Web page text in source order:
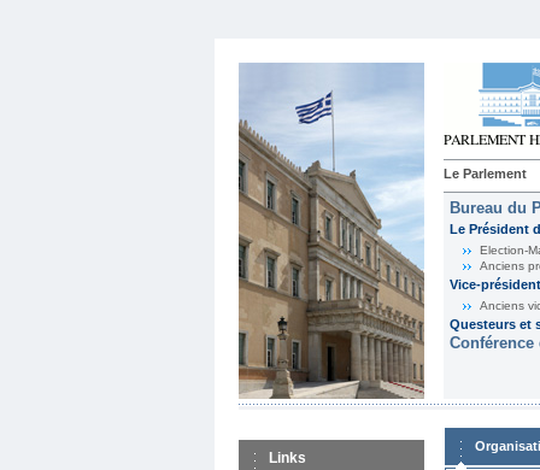
Le Parlement
Bureau du
Le Président
Election-
Anciens
Vice-
Anciens
Questeurs et
Links